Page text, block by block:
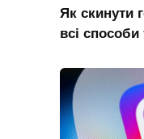
Як скинути
всі способи